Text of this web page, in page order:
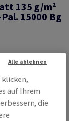
135 g/m²
15000 Bg
abgesteckt zu
weiterempfehlen
klicken,
auf Ihrem
die
Alle ablehnen